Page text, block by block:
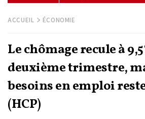
ACCUEIL ÉCONOMIE
Le chômage recule à
deuxième trimestre,
besoins en emploi
(HCP)